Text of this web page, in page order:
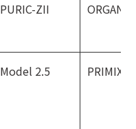
PURIC-ZII ORGANO
Model 2.5 PRIMIX